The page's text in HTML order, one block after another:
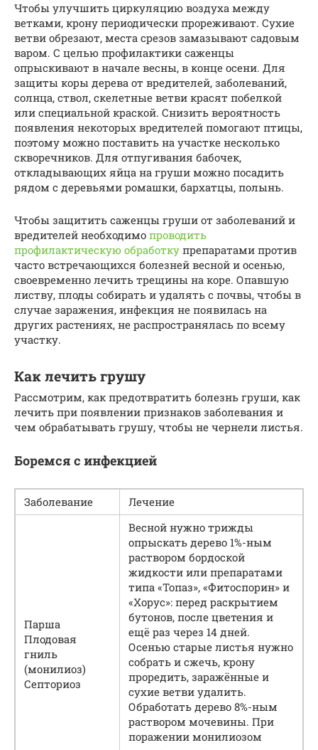
Чтобы улучшить циркуляцию воздуха между
ветками, крону периодически прореживают. Сухие
ветви обрезают, места срезов замазывают садовым
варом. С целью профилактики саженцы
опрыскивают в начале весны, в конце осени. Для
защиты коры дерева от вредителей, заболеваний,
солнца, ствол, скелетные ветви красят побелкой
или специальной краской. Снизить вероятность
появления некоторых вредителей помогают птицы,
поэтому можно поставить на участке несколько
скворечников. Для отпугивания бабочек,
откладывающих яйца на груши можно посадить
рядом с деревьями ромашки, бархатцы, полынь.
Чтобы защитить саженцы груши от заболеваний и
вредителей необходимо проводить
профилактическую обработку препаратами против
часто встречающихся болезней весной и осенью,
своевременно лечить трещины на коре. Опавшую
листву, плоды собирать и удалять с почвы, чтобы в
случае заражения, инфекция не появилась на
других растениях, не распространялась по всему
участку.
Как лечить грушу
Рассмотрим, как предотвратить болезнь груши, как
лечить при появлении признаков заболевания и
чем обрабатывать грушу, чтобы не чернели листья.
Боремся с инфекцией
Заболевание Лечение
Парша
Плодовая
гниль
(монилиоз)
Септориоз
Весной нужно трижды
опрыскать дерево 1%-ным
раствором бордоской
жидкости или препаратами
типа «Топаз», «Фитоспорин» и
«Хорус»: перед раскрытием
бутонов, после цветения и
ещё раз через 14 дней.
Осенью старые листья нужно
собрать и сжечь, крону
проредить, заражённые и
сухие ветви удалить.
Обработать дерево 8%-ным
раствором мочевины. При
поражении монилиозом